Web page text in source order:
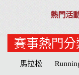
賽事熱門分
馬拉松